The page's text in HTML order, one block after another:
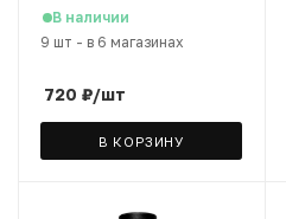
PROLAC+bioceamics
глянцевое с шиммером,
В наличии
9 шт - в 6 магазинах
720 ₽/шт
В КОРЗИНУ